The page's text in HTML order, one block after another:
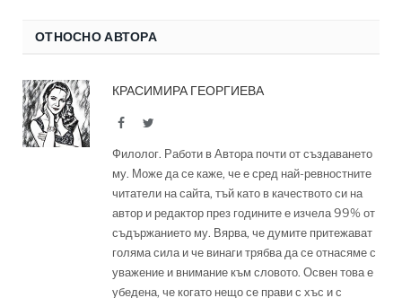
ОТНОСНО АВТОРА
КРАСИМИРА ГЕОРГИЕВА
FacebookTwitter
Филолог. Работи в Автора почти от създаването
му. Може да се каже, че е сред най-ревностните
читатели на сайта, тъй като в качеството си на
автор и редактор през годините е изчела 99% от
съдържанието му. Вярва, че думите притежават
голяма сила и че винаги трябва да се отнасяме с
уважение и внимание към словото. Освен това е
убедена, че когато нещо се прави с хъс и с